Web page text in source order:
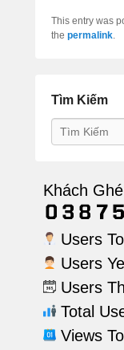
This entry was
the permalink.
Tìm Kiếm
Search
Khách
Users
Users
Users
Total
Views